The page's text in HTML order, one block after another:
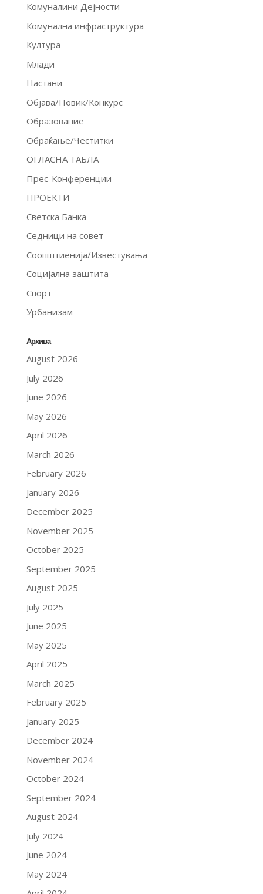
Комуналини Дејности
Комунална инфраструктура
Култура
Млади
Настани
Објава/Повик/Конкурс
Образование
Обраќање/Честитки
ОГЛАСНА ТАБЛА
Прес-Конференции
ПРОЕКТИ
Светска Банка
Седници на совет
Соопштиенија/Известувања
Социјална заштита
Спорт
Урбанизам
Архива
August 2026
July 2026
June 2026
May 2026
April 2026
March 2026
February 2026
January 2026
December 2025
November 2025
October 2025
September 2025
August 2025
July 2025
June 2025
May 2025
April 2025
March 2025
February 2025
January 2025
December 2024
November 2024
October 2024
September 2024
August 2024
July 2024
June 2024
May 2024